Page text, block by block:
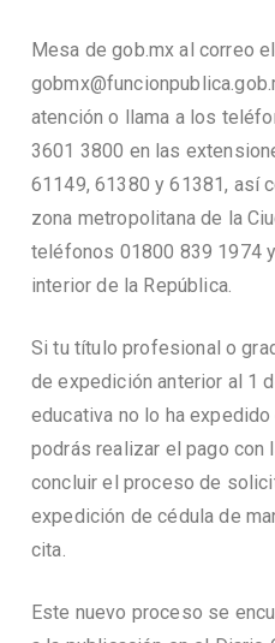
Mesa de gob.mx al correo
atención o llama a los
3601 3800 en las
61149, 61380 y 61381, así
zona metropolitana de la
teléfonos 01800 839 1974
interior de la República.
Si tu título profesional o
de expedición anterior al 1
educativa no lo ha
podrás realizar el pago con
concluir el proceso de
expedición de cédula de
cita.
Este nuevo proceso se